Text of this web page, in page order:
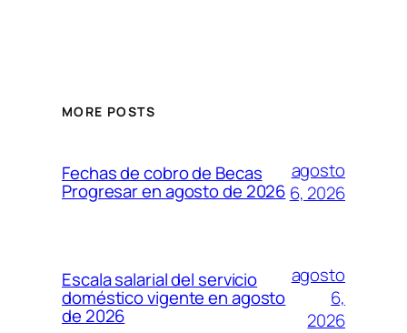
MORE POSTS
Fechas de cobro de Becas
Progresar en agosto de 2026
agosto
6, 2026
Escala salarial del servicio
doméstico vigente en agosto
de 2026
agosto
6,
2026